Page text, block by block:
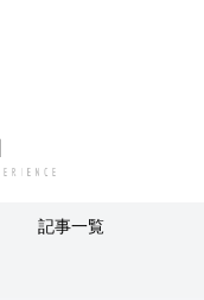
記事一覧